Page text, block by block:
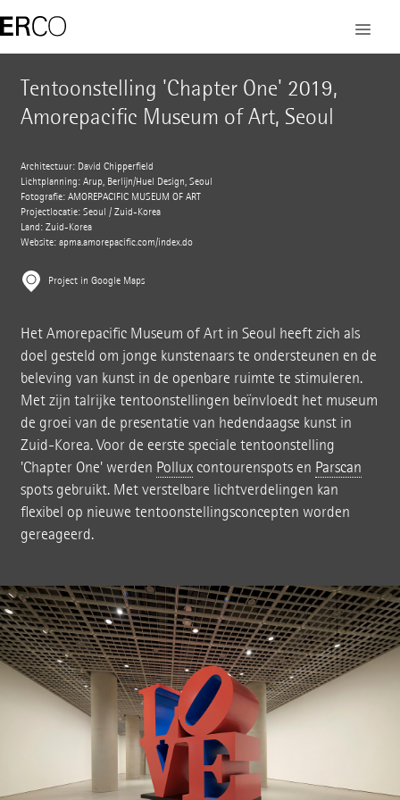
Tentoonstelling 'Chapter One' 2019,
Amorepacific Museum of Art, Seoul
Architectuur: David Chipperfield
Lichtplanning: Arup, Berlijn/Huel Design, Seoul
Fotografie: AMOREPACIFIC MUSEUM OF ART
Projectlocatie: Seoul / Zuid-Korea
Land: Zuid-Korea
Website: apma.amorepacific.com/index.do
Project in Google Maps
Het Amorepacific Museum of Art in Seoul heeft zich als
doel gesteld om jonge kunstenaars te ondersteunen en de
beleving van kunst in de openbare ruimte te stimuleren.
Met zijn talrijke tentoonstellingen beïnvloedt het museum
de groei van de presentatie van hedendaagse kunst in
Zuid-Korea. Voor de eerste speciale tentoonstelling
'Chapter One' werden Polluxcontourenspots en Parscan
spots gebruikt. Met verstelbare lichtverdelingen kan
flexibel op nieuwe tentoonstellingsconcepten worden
gereageerd.